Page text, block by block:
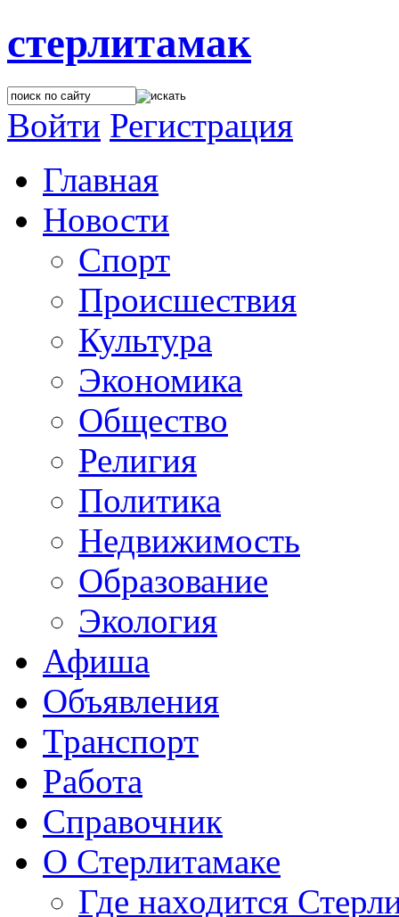
стерлитамак
Войти Регистрация
Главная
Новости
Спорт
Происшествия
Культура
Экономика
Общество
Религия
Политика
Недвижимость
Образование
Экология
Афиша
Объявления
Транспорт
Работа
Справочник
О Стерлитамаке
Где находится